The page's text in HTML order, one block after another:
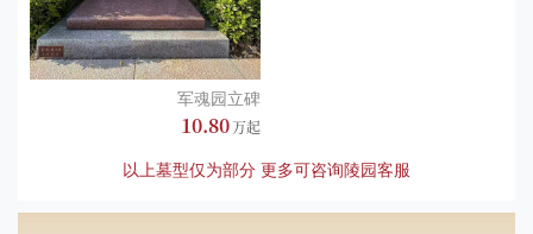
军魂园立碑
10.80
以上墓型仅为部分 更多可咨询陵园客服